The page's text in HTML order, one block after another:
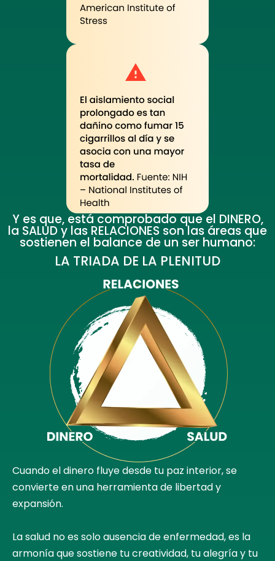
Y es que, está comprobado que el DINERO,
la SALUD y las RELACIONES son las áreas que
sostienen el balance de un ser humano:
LA TRIADA DE LA PLENITUD
Cuando el dinero fluye desde tu paz interior, se
convierte en una herramienta de libertad y
expansión.
La salud no es solo ausencia de enfermedad, es la
armonía que sostiene tu creatividad, tu alegría y tu